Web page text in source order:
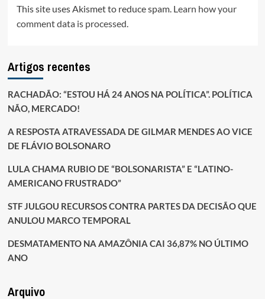
This site uses Akismet to reduce spam. Learn how your
comment data is processed.
Artigos recentes
RACHADÃO: “ESTOU HÁ 24 ANOS NA POLÍTICA”. POLÍTICA
NÃO, MERCADO!
A RESPOSTA ATRAVESSADA DE GILMAR MENDES AO VICE
DE FLÁVIO BOLSONARO
LULA CHAMA RUBIO DE “BOLSONARISTA” E “LATINO-
AMERICANO FRUSTRADO”
STF JULGOU RECURSOS CONTRA PARTES DA DECISÃO QUE
ANULOU MARCO TEMPORAL
DESMATAMENTO NA AMAZÔNIA CAI 36,87% NO ÚLTIMO
ANO
Arquivo